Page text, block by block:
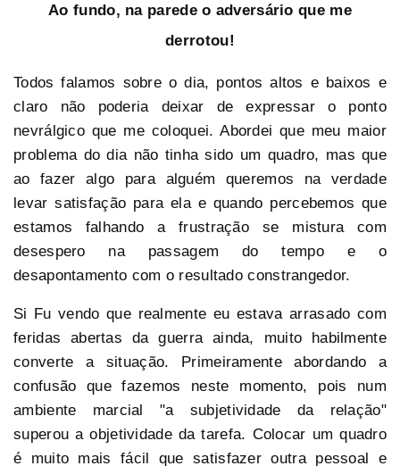
Ao fundo, na parede o adversário que me
derrotou!
Todos falamos sobre o dia, pontos altos e baixos e
claro não poderia deixar de expressar o ponto
nevrálgico que me coloquei. Abordei que meu maior
problema do dia não tinha sido um quadro, mas que
ao fazer algo para alguém queremos na verdade
levar satisfação para ela e quando percebemos que
estamos falhando a frustração se mistura com
desespero na passagem do tempo e o
desapontamento com o resultado constrangedor.
Si Fu vendo que realmente eu estava arrasado com
feridas abertas da guerra ainda, muito habilmente
converte a situação. Primeiramente abordando a
confusão que fazemos neste momento, pois num
ambiente marcial "a subjetividade da relação"
superou a objetividade da tarefa. Colocar um quadro
é muito mais fácil que satisfazer outra pessoal e